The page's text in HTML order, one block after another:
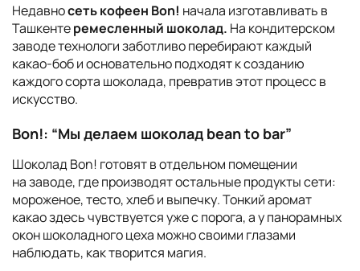
Недавносеть кофеен Bon! начала изготавливать в
Ташкентеремесленный шоколад. На кондитерском
заводе технологи заботливо перебирают каждый
какао-боб и основательно подходят к созданию
каждого сорта шоколада, превратив этот процесс в
искусство.
Bon!: “Мы делаем шоколад bean to bar”
Шоколад Bon! готовят в отдельном помещении
на заводе, где производят остальные продукты сети:
мороженое, тесто, хлеб и выпечку. Тонкий аромат
какао здесь чувствуется уже с порога, а у панорамных
окон шоколадного цеха можно своими глазами
наблюдать, как творится магия.